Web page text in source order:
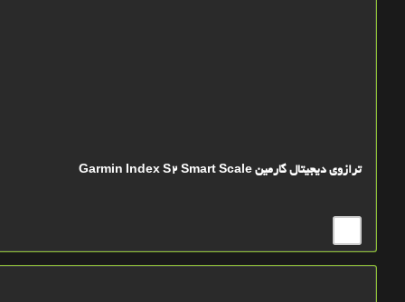
ترازوی دیجیتال گارمین Garmin Index S2 Smart Scale